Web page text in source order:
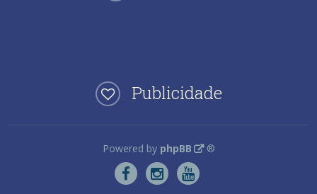
Publicidade
Powered by phpBB ®